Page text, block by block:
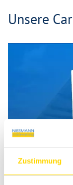
Zustimmung
Unsere